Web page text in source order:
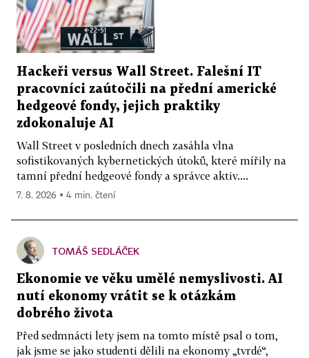
Hackeři versus Wall Street. Falešní IT
pracovníci zaútočili na přední americké
hedgeové fondy, jejich praktiky
zdokonaluje AI
Wall Street v posledních dnech zasáhla vlna
sofistikovaných kybernetických útoků, které mířily na
tamní přední hedgeové fondy a správce aktiv....
7. 8. 2026 ▪ 4 min. čtení
TOMÁŠ SEDLÁČEK
Ekonomie ve věku umělé nemyslivosti. AI
nutí ekonomy vrátit se k otázkám
dobrého života
Před sedmnácti lety jsem na tomto místě psal o tom,
jak jsme se jako studenti dělili na ekonomy „tvrdé“,